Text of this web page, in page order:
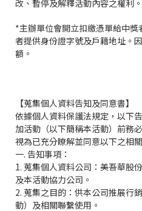
改、暫停及解釋活動內容之權利
*主辦單位會開立扣繳憑單給中
者提供身份證字號及戶籍地址。
額。
【蒐集個人資料告知及同意書】
依據個人資料保護法規定，以下
加活動（以下簡稱本活動）前務
視為已充分瞭解並同意以下之相
一. 告知事項：
1. 蒐集個人資料公司：美吾華股
及本活動協力公司。
2. 蒐集之目的：供本公司推展行
動）及相關聯繫使用。